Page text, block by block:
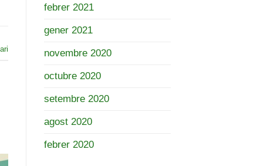
febrer 2021
gener 2021
novembre 2020
octubre 2020
setembre 2020
agost 2020
febrer 2020